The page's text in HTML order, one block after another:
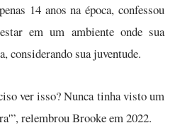
14 anos na época, confessou
em um ambiente onde sua
considerando sua juventude.
ver isso? Nunca tinha visto um
relembrou Brooke em 2022.